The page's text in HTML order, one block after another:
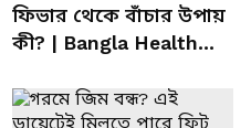
ফিভার থেকে বাঁচার উপায়
কী? | Bangla Health